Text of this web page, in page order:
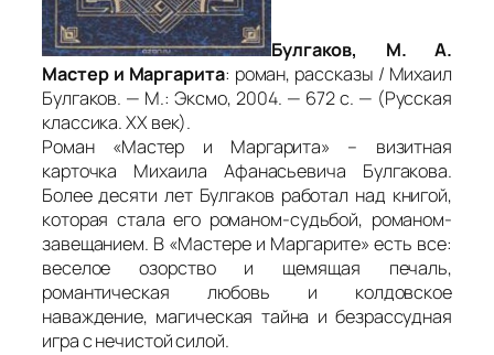
Булгаков, М. А.
Мастер и Маргарита: роман, рассказы / Михаил
Булгаков. — М.: Эксмо, 2004. — 672 с. — (Русская
классика. ХХ век).
Роман «Мастер и Маргарита» – визитная
карточка Михаила Афанасьевича Булгакова.
Более десяти лет Булгаков работал над книгой,
которая стала его романом-судьбой, романом-
завещанием. В «Мастере и Маргарите» есть все:
веселое озорство и щемящая печаль,
романтическая любовь и колдовское
наваждение, магическая тайна и безрассудная
игра с нечистой силой.